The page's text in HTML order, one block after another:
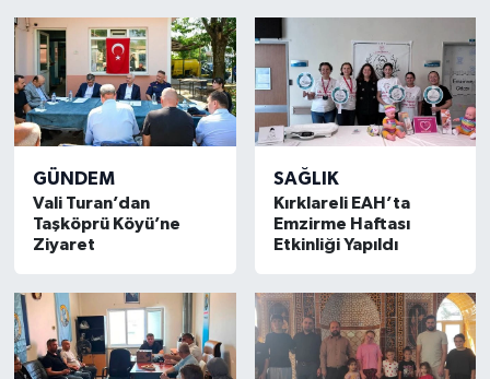
GÜNDEM
Vali Turan’dan
Taşköprü Köyü’ne
Ziyaret
SAĞLIK
Kırklareli EAH’ta
Emzirme Haftası
Etkinliği Yapıldı